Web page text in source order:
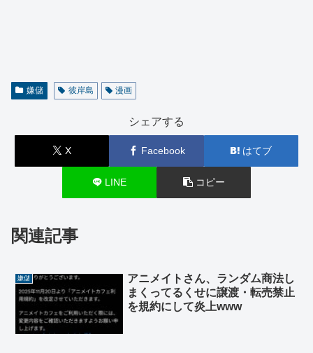
嫌儲 彼岸島 漫画
シェアする
X Facebook はてブ
LINE コピー
関連記事
嫌儲
アニメイトさん、ランダム商法し
まくってるくせに譲渡・転売禁止
を規約にして炎上www